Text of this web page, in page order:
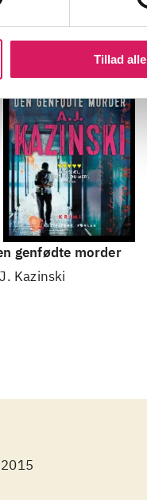
Tillad alle
genfødte morder
Kazinski